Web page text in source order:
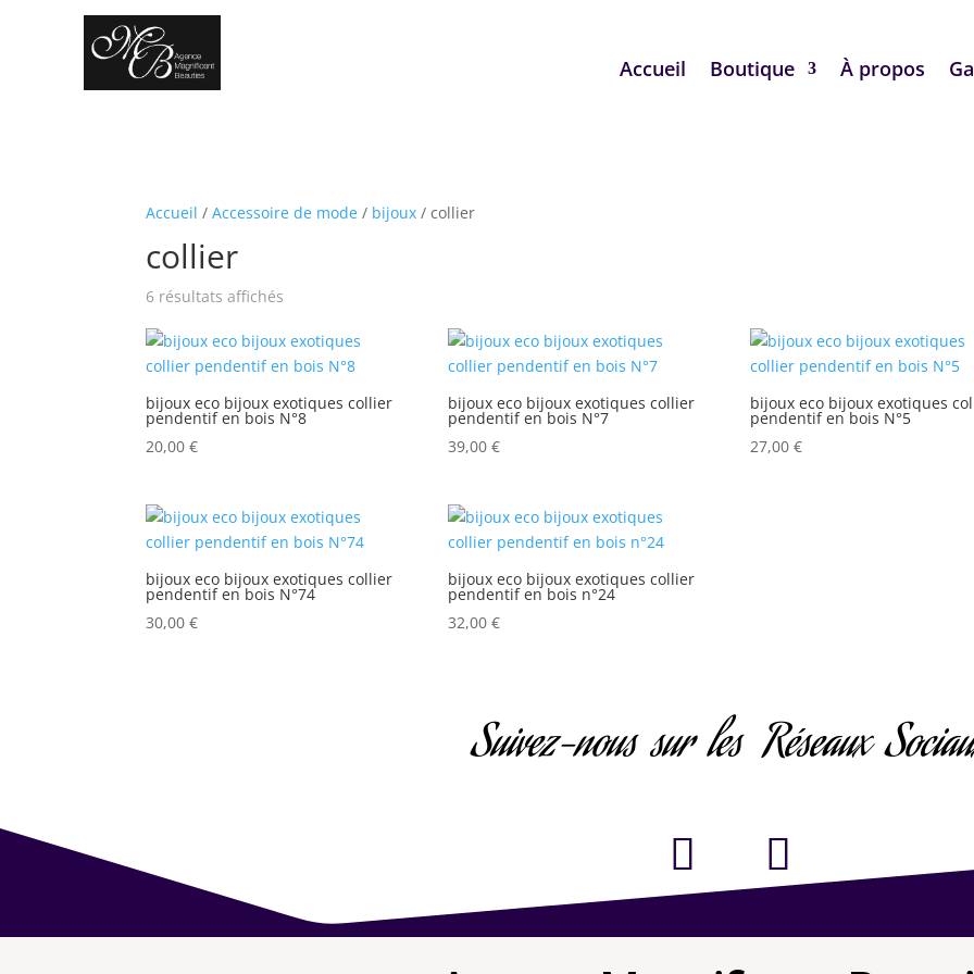
Accueil Boutique À propos
Accueil /Accessoire de mode / bijoux / collier
collier
6 résultats affichés
plus
récent
au
plus
bijoux eco bijoux exotiques collier
pendentif en bois N°8
20,00€
bijoux eco bijoux exotiques collier
pendentif en bois N°7
39,00€
bijoux eco bijoux exotiques
pendentif en bois N°5
27,00€
bijoux eco bijoux exotiques collier
pendentif en bois N°74
30,00€
bijoux eco bijoux exotiques collier
pendentif en bois n°24
32,00€
Suivez-nous sur les Réseaux